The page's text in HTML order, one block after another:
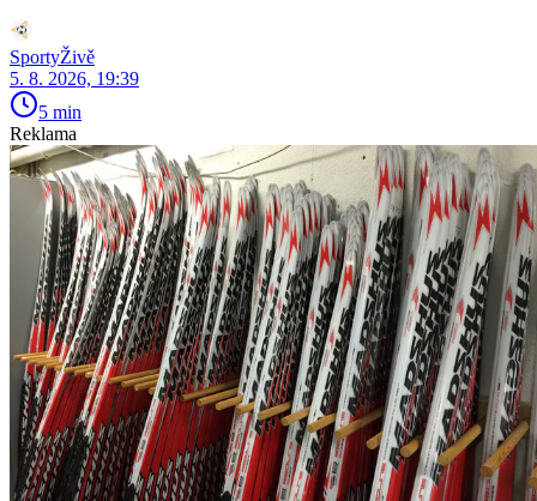
SportyŽivě
5. 8. 2026, 19:39
5 min
Reklama